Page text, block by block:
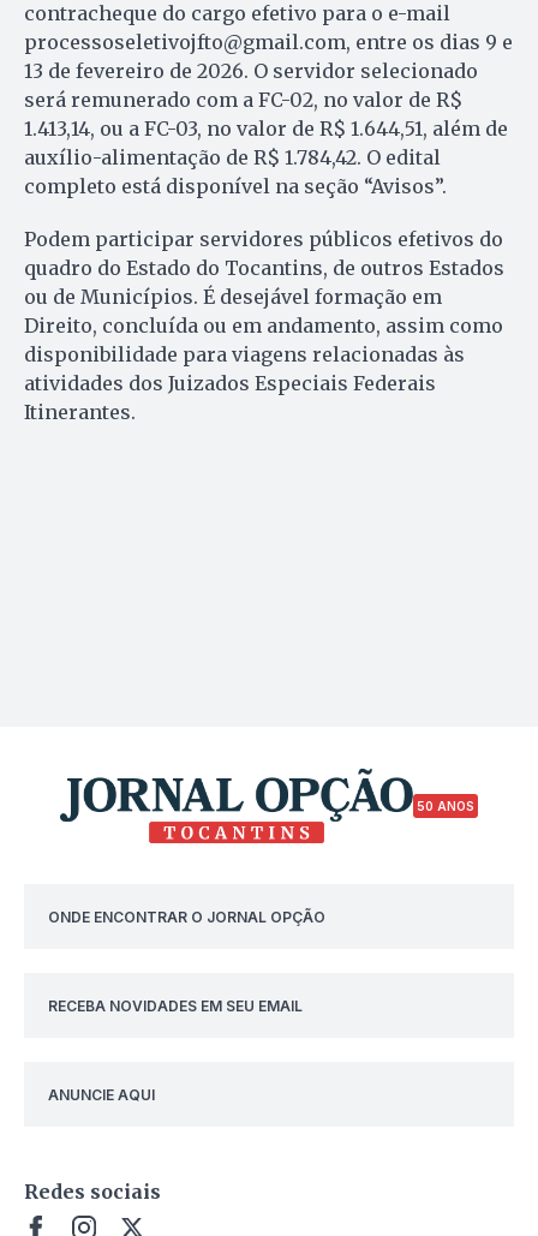
contracheque do cargo efetivo para o e-mail
processoseletivojfto@gmail.com, entre os dias 9 e
13 de fevereiro de 2026. O servidor selecionado
será remunerado com a FC-02, no valor de R$
1.413,14, ou a FC-03, no valor de R$ 1.644,51, além de
auxílio-alimentação de R$ 1.784,42. O edital
completo está disponível na seção “Avisos”.
Podem participar servidores públicos efetivos do
quadro do Estado do Tocantins, de outros Estados
ou de Municípios. É desejável formação em
Direito, concluída ou em andamento, assim como
disponibilidade para viagens relacionadas às
atividades dos Juizados Especiais Federais
Itinerantes.
50 ANOS
ONDE ENCONTRAR O JORNAL OPÇÃO
RECEBA NOVIDADES EM SEU EMAIL
ANUNCIE AQUI
Redes sociais